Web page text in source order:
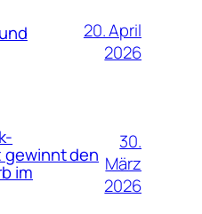
20. April
2026
gewinnt den
im
30.
März
2026